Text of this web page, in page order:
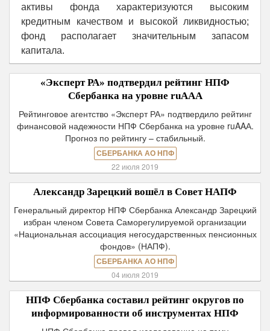
активы фонда характеризуются высоким
кредитным качеством и высокой ликвидностью;
фонд располагает значительным запасом
капитала.
«Эксперт РА» подтвердил рейтинг НПФ
Сбербанка на уровне ruAAА
Рейтинговое агентство «Эксперт РА» подтвердило рейтинг
финансовой надежности НПФ Сбербанка на уровне ruAAА.
Прогноз по рейтингу – стабильный.
СБЕРБАНКА АО НПФ
22 июля 2019
Александр Зарецкий вошёл в Совет НАПФ
Генеральный директор НПФ Сбербанка Александр Зарецкий
избран членом Совета Саморегулируемой организации
«Национальная ассоциация негосударственных пенсионных
фондов» (НАПФ).
СБЕРБАНКА АО НПФ
04 июля 2019
НПФ Сбербанка составил рейтинг округов по
информированности об инструментах НПФ